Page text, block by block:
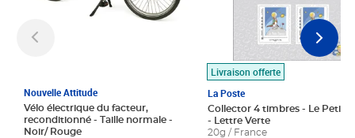
Nouvelle Attitude
Vélo électrique du facteur,
reconditionné - Taille normale -
Noir/ Rouge
Livraison offerte
La Poste
Collector 4 timbres - Le Petit
- Lettre Verte
20g / France